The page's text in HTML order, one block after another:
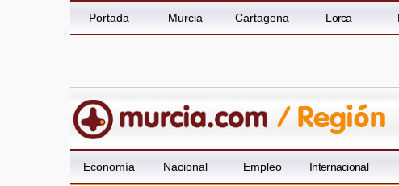
Portada Murcia Cartagena Lorca
Economía Nacional Empleo Internacional